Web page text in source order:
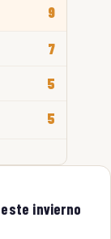
9
7
5
5
invierno